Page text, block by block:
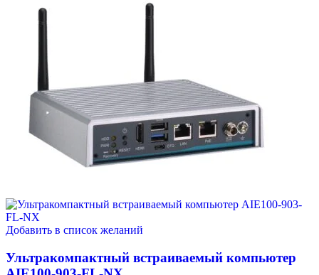
Добавить в список желаний
Ультракомпактный встраиваемый компьютер